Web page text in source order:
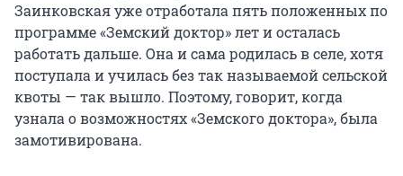
Заинковская уже отработала пять положенных по
программе «Земский доктор» лет и осталась
работать дальше. Она и сама родилась в селе, хотя
поступала и училась без так называемой сельской
квоты — так вышло. Поэтому, говорит, когда
узнала о возможностях «Земского доктора», была
замотивирована.